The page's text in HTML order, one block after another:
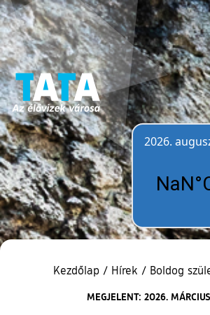
2026.
Kezdőlap / Hírek / Boldog
MEGJELENT: 2026.